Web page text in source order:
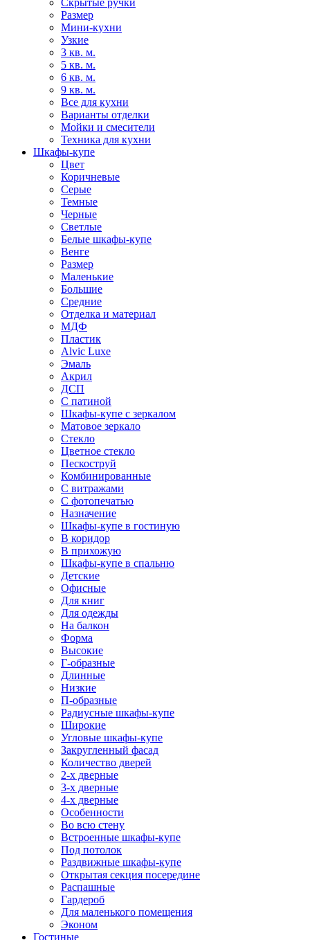
Скрытые ручки
Размер
Мини-кухни
Узкие
3 кв. м.
5 кв. м.
6 кв. м.
9 кв. м.
Все для кухни
Варианты отделки
Мойки и смесители
Техника для кухни
Шкафы-купе
Цвет
Коричневые
Серые
Темные
Черные
Светлые
Белые шкафы-купе
Венге
Размер
Маленькие
Большие
Средние
Отделка и материал
МДФ
Пластик
Alvic Luxe
Эмаль
Акрил
ДСП
С патиной
Шкафы-купе с зеркалом
Матовое зеркало
Стекло
Цветное стекло
Пескоструй
Комбинированные
С витражами
С фотопечатью
Назначение
Шкафы-купе в гостиную
В коридор
В прихожую
Шкафы-купе в спальню
Детские
Офисные
Для книг
Для одежды
На балкон
Форма
Высокие
Г-образные
Длинные
Низкие
П-образные
Радиусные шкафы-купе
Широкие
Угловые шкафы-купе
Закругленный фасад
Количество дверей
2-х дверные
3-х дверные
4-х дверные
Особенности
Во всю стену
Встроенные шкафы-купе
Под потолок
Раздвижные шкафы-купе
Открытая секция посередине
Распашные
Гардероб
Для маленького помещения
Эконом
Гостиные